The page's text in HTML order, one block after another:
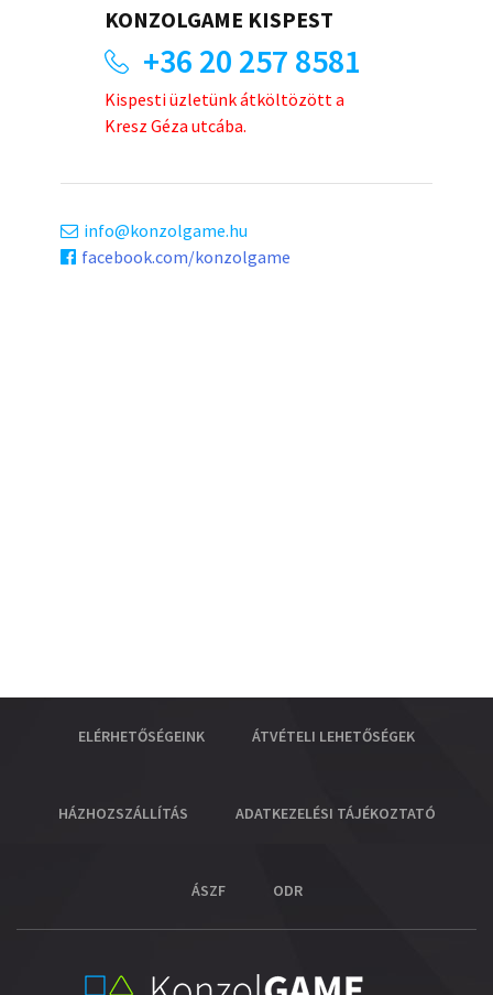
KONZOLGAME KISPEST
+36 20 257 8581
Kispesti üzletünk átköltözött a
Kresz Géza utcába.
info
konzolgame.hu
facebook.com/konzolgame
ELÉRHETŐSÉGEINK ÁTVÉTELI LEHETŐSÉGEK
HÁZHOZSZÁLLÍTÁS ADATKEZELÉSI TÁJÉKOZTATÓ
ÁSZF ODR